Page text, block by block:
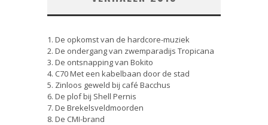
1. De opkomst van de hardcore-muziek
2. De ondergang van zwemparadijs Tropicana
3. De ontsnapping van Bokito
4. C70 Met een kabelbaan door de stad
5. Zinloos geweld bij café Bacchus
6. De plof bij Shell Pernis
7. De Brekelsveldmoorden
8. De CMI-brand